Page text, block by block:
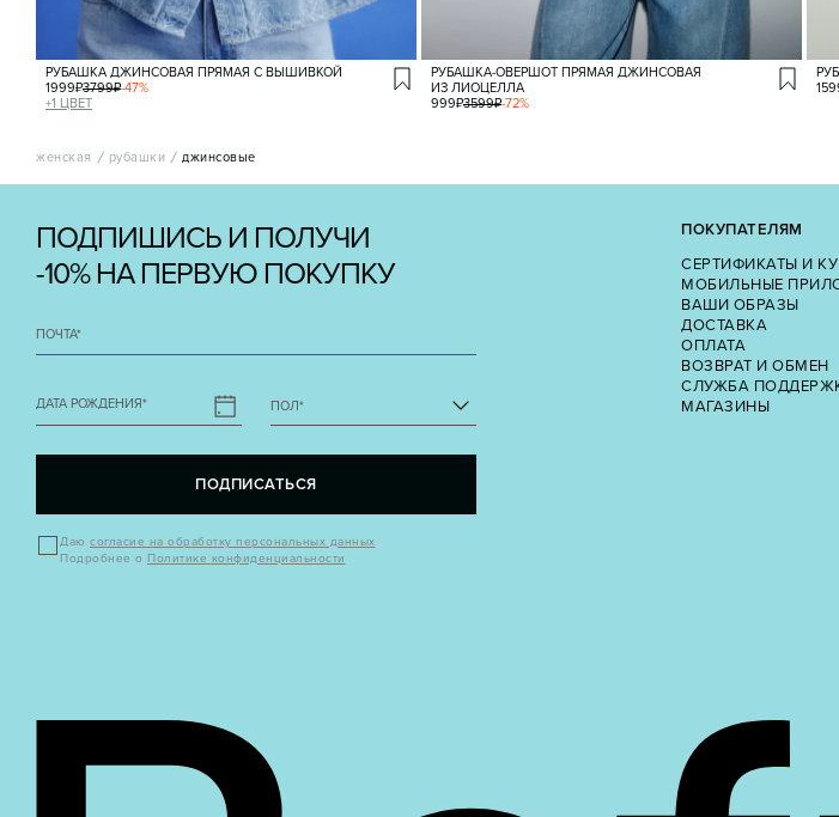
РУБАШКА ДЖИНСОВАЯ ПРЯМАЯ С ВЫШИВКОЙ
1999₽3799₽-47%
+1 ЦВЕТ
РУБАШКА-ОВЕРШОТ ПРЯМАЯ ДЖИНСОВАЯ
ИЗ ЛИОЦЕЛЛА
999₽3599₽-72%
женская рубашки джинсовые
ПОДПИШИСЬ И ПОЛУЧИ
-10% НА ПЕРВУЮ ПОКУПКУ
ПОЧТА*
ДАТА РОЖДЕНИЯ* ПОЛ*
ПОДПИСАТЬСЯ
Даю согласие на обработку персональных данных
Подробнее о Политике конфиденциальности
ПОКУПАТЕЛЯМ
СЕРТИФИКАТЫ И
МОБИЛЬНЫЕ
ВАШИ ОБРАЗЫ
ДОСТАВКА
ОПЛАТА
ВОЗВРАТ И ОБМЕН
СЛУЖБА
МАГАЗИНЫ